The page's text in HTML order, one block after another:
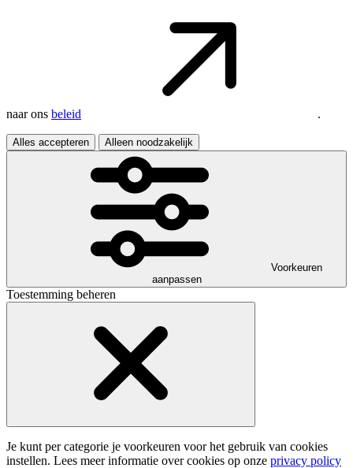
naar ons beleid .
Alles accepteren Alleen noodzakelijk
Voorkeuren
aanpassen
Toestemming beheren
Je kunt per categorie je voorkeuren voor het gebruik van cookies
instellen. Lees meer informatie over cookies op onze privacy policy